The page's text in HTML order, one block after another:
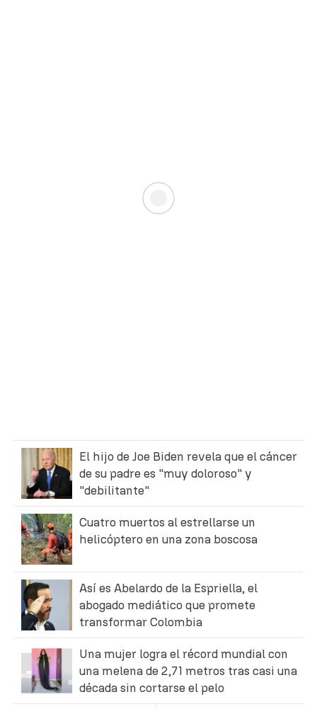
El hijo de Joe Biden revela que el cáncer
de su padre es "muy doloroso" y
"debilitante"
Cuatro muertos al estrellarse un
helicóptero en una zona boscosa
Así es Abelardo de la Espriella, el
abogado mediático que promete
transformar Colombia
Una mujer logra el récord mundial con
una melena de 2,71 metros tras casi una
década sin cortarse el pelo